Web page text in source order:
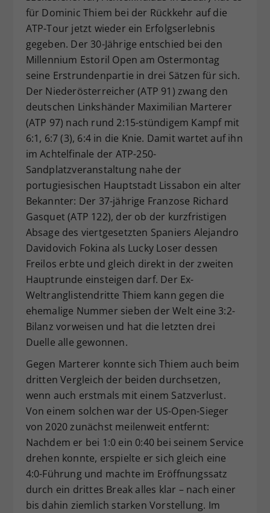
für Dominic Thiem bei der Rückkehr auf die
ATP-Tour jetzt wieder ein Erfolgserlebnis
gegeben. Der 30-Jährige entschied bei den
Millennium Estoril Open am Ostermontag
seine Erstrundenpartie in drei Sätzen für sich.
Der Niederösterreicher (ATP 91) zwang den
deutschen Linkshänder Maximilian Marterer
(ATP 97) nach rund 2:15-stündigem Kampf mit
6:1, 6:7 (3), 6:4 in die Knie. Damit wartet auf ihn
im Achtelfinale der ATP-250-
Sandplatzveranstaltung nahe der
portugiesischen Hauptstadt Lissabon ein alter
Bekannter: Der 37-jährige Franzose Richard
Gasquet (ATP 122), der ob der kurzfristigen
Absage des viertgesetzten Spaniers Alejandro
Davidovich Fokina als Lucky Loser dessen
Freilos erbte und gleich direkt in der zweiten
Hauptrunde einsteigen darf. Der Ex-
Weltranglistendritte Thiem kann gegen die
ehemalige Nummer sieben der Welt eine 3:2-
Bilanz vorweisen und hat die letzten drei
Duelle alle gewonnen.
Gegen Marterer konnte sich Thiem auch beim
dritten Vergleich der beiden durchsetzen,
wenn auch erstmals mit einem Satzverlust.
Von einem solchen war der US-Open-Sieger
von 2020 zunächst meilenweit entfernt:
Nachdem er bei 1:0 ein 0:40 bei seinem Service
drehen konnte, erspielte er sich gleich eine
4:0-Führung und machte im Eröffnungssatz
durch ein drittes Break alles klar – nach einer
bis dahin ziemlich starken Vorstellung. Im
Zweck
Dieser Wert speichert Ihre Consent-
Einstellungen. Unter anderem eine
zufällig generierte ID, für die
historische Speicherung Ihrer
vorgenommen Einstellungen, falls der
Webseiten-Betreiber dies eingestellt
hat.